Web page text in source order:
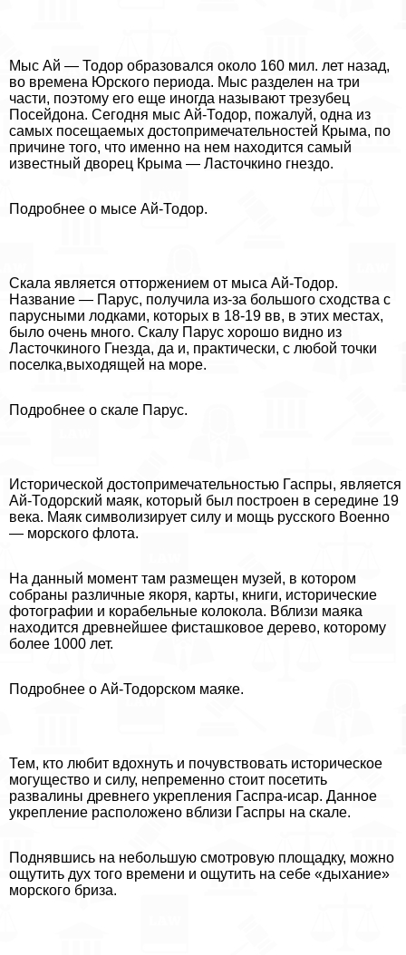
Мыс Ай — Тодор образовался около 160 мил. лет назад,
во времена Юрского периода. Мыс разделен на три
части, поэтому его еще иногда называют трезубец
Посейдона. Сегодня мыс Ай-Тодор, пожалуй, одна из
самых посещаемых достопримечательностей Крыма, по
причине того, что именно на нем находится самый
известный дворец Крыма — Ласточкино гнездо.
Подробнее о мысе Ай-Тодор.
Скала является отторжением от мыса Ай-Тодор.
Название — Парус, получила из-за большого сходства с
парусными лодками, которых в 18-19 вв, в этих местах,
было очень много. Скалу Парус хорошо видно из
Ласточкиного Гнезда, да и, пpaктически, с любой точки
поселка,выходящей на море.
Подробнее о скале Парус.
Исторической достопримечательностью Гаспры, является
Ай-Тодорский маяк, который был построен в середине 19
века. Маяк символизирует силу и мощь русского Военно
— морского флота.
На данный момент там размещен музей, в котором
собраны различные якоря, карты, книги, исторические
фотографии и корабельные колокола. Вблизи маяка
находится древнейшее фисташковое дерево, которому
более 1000 лет.
Подробнее о Ай-Тодорском маяке.
Тем, кто любит вдохнуть и почувствовать историческое
могущество и силу, непременно стоит посетить
развалины древнего укрепления Гаспра-исар. Данное
укрепление расположено вблизи Гаспры на скале.
Поднявшись на небольшую смотровую площадку, можно
ощутить дух того времени и ощутить на себе «дыхание»
морского бриза.